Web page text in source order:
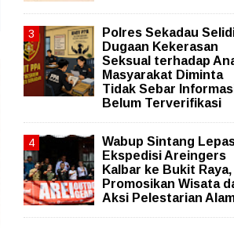
Polres Sekadau
Dugaan Kekerasan
Seksual terhadap
Masyarakat Diminta
Tidak Sebar
Belum Terverifikasi
Wabup Sintang
Ekspedisi Areingers
Kalbar ke Bukit Raya,
Promosikan Wisata
Aksi Pelestarian